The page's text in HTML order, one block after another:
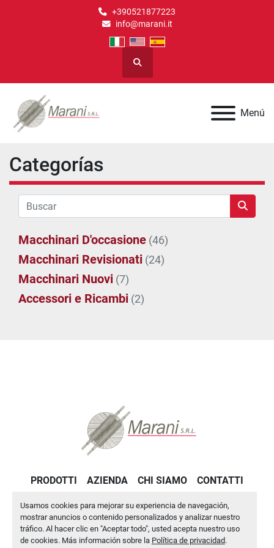
Usamos cookies para mejorar su experiencia de navegación,
mostrar anuncios o contenido personalizados y analizar nuestro
tráfico. Al hacer clic en "Aceptar todo", usted acepta nuestro uso
de cookies. Más información sobre la Política de privacidad.
+390521877223
info@marani.it
Buscar
Menú
Categorías
Macchinari D'occasione (46)
Macchinari Revisionati (24)
Macchinari Nuovi (7)
Accessori e Ricambi (2)
PRODOTTI AZIENDA CHI SIAMO CONTATTI
PRIVACY POLICY
Administrar cookies